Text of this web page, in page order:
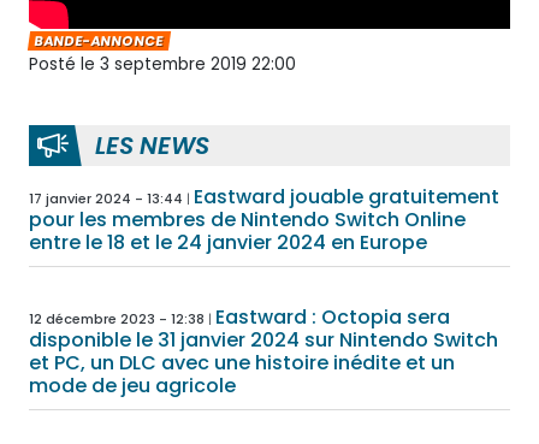
BANDE-ANNONCE
Posté le 3 septembre 2019 22:00
LES NEWS
17 janvier 2024 - 13:44
Eastward jouable gratuitement
pour les membres de Nintendo Switch Online
entre le 18 et le 24 janvier 2024 en Europe
12 décembre 2023 - 12:38
Eastward : Octopia sera
disponible le 31 janvier 2024 sur Nintendo Switch
et PC, un DLC avec une histoire inédite et un
mode de jeu agricole